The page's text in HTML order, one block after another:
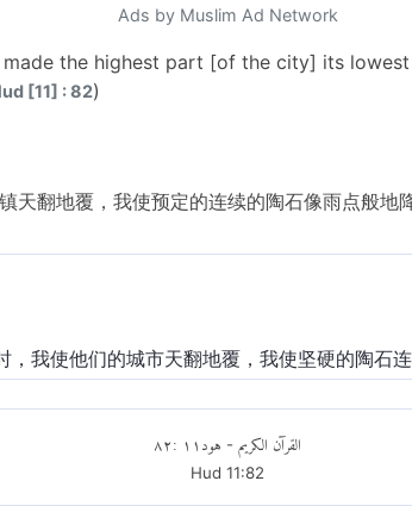
Ads by Muslim Ad Network
made the highest part [of the city] its
[11] : 82)
天翻地覆，我使预定的连续的陶石像雨点般地
我使他们的城市天翻地覆，我使坚硬的陶石
القرآن الكريم - هود١١ :٨٢
Hud 11:82